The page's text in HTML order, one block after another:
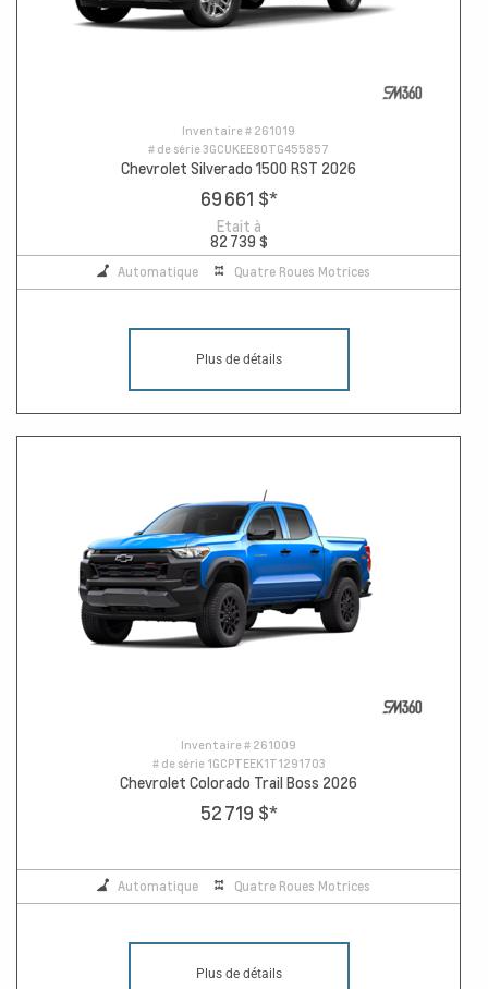
Inventaire # 261019
# de série3GCUKEE80TG455857
Chevrolet Silverado 1500 RST 2026
69 661 $*
Etait à
82 739 $
Automatique Quatre Roues Motrices
Plus de détails
Inventaire # 261009
# de série 1GCPTEEK1T1291703
Chevrolet Colorado Trail Boss 2026
52 719 $*
Automatique Quatre Roues Motrices
Plus de détails